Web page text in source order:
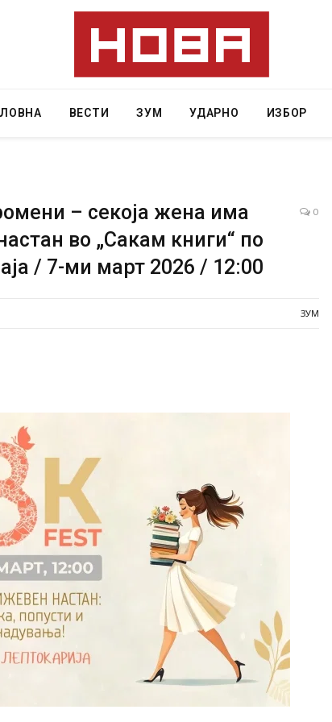
ВЕСТИ ЗУМ УДАРНО ИЗБОР
– секоја жена има
во „Сакам книги“ по
/ 7-ми март 2026 / 12:00
0
ЗУМ
Уште двајца починаа од повредите во ресторан
во главниот град на Русуија – експлозивот бил
завиткан како роденденски подарок